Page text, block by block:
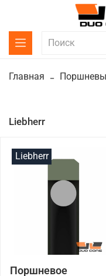
Главная
Liebherr
Liebherr
Поршневое